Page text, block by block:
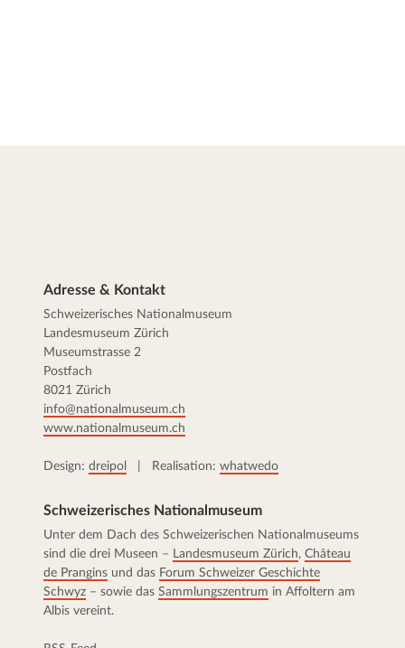
Adresse & Kontakt
Schweizerisches Nationalmuseum
Landesmuseum Zürich
Museumstrasse 2
Postfach
8021 Zürich
info@nationalmuseum.ch
www.nationalmuseum.ch
Design: dreipol | Realisation: whatwedo
Schweizerisches Nationalmuseum
Unter dem Dach des Schweizerischen Nationalmuseums
sind die drei Museen –
Landesmuseum Zürich, Château
de Prangins und das Forum Schweizer Geschichte
Schwyz – sowie das Sammlungszentrum in Affoltern am
Albis vereint.